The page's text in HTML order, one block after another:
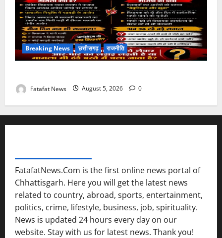
Breaking News छत्तीसगढ़ राजनीति
Fatafat News August 5, 2026 0
FatafatNews.Com is the first online news portal of
Chhattisgarh. Here you will get the latest news
related to country, abroad, sports, entertainment,
politics, crime, lifestyle, business, job, spirituality.
News is updated 24 hours every day on our
website. Stay with us for latest news. Thank you!